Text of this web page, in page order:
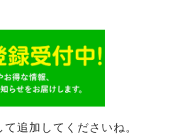
追加してくださいね。